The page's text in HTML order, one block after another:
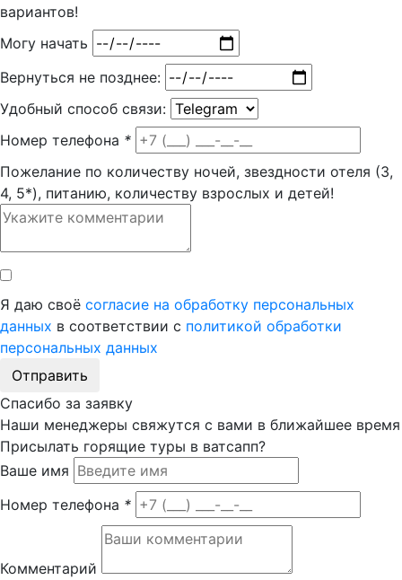
вариантов!
Могу начать
Вернуться не позднее:
Удобный способ связи:
Номер телефона *
Пожелание по количеству ночей, звездности отеля (3,
4, 5*), питанию, количеству взрослых и детей!
Я даю своё согласие на обработку персональных
данных в соответствии с политикой обработки
персональных данных
Отправить
Спасибо за заявку
Наши менеджеры свяжутся с вами в ближайшее время
Присылать горящие туры в ватсапп?
Ваше имя
Номер телефона *
Комментарий